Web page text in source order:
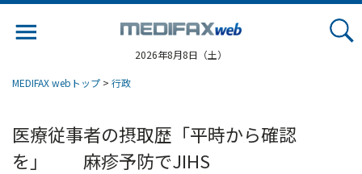
2026年8月8日（土）
MEDIFAX webトップ > 行政
医療従事者の摂取歴「平時から確認
を」 麻疹予防でJIHS